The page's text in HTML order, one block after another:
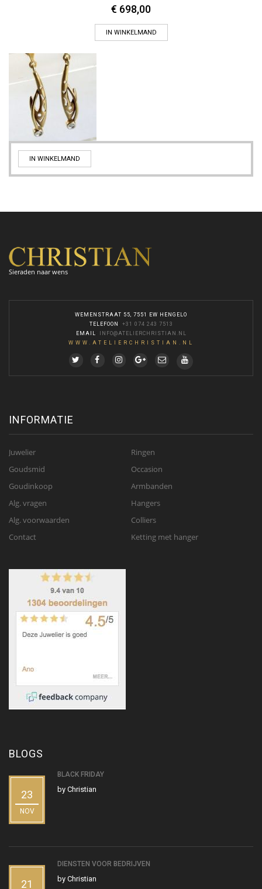
€ 698,00
IN WINKELMAND
IN WINKELMAND
Sieraden naar wens
WEMENSTRAAT 55, 7551 EW HENGELO
TELEFOON
+31 074 243 7513
EMAIL
INFO@ATELIERCHRISTIAN.NL
WWW.ATELIERCHRISTIAN.NL
INFORMATIE
Juwelier
Goudsmid
Goudinkoop
Alg. vragen
Alg. voorwaarden
Contact
Ringen
Occasion
Armbanden
Hangers
Colliers
Ketting met hanger
BLOGS
23
NOV
BLACK FRIDAY
by Christian
21
DIENSTEN VOOR BEDRIJVEN
by Christian